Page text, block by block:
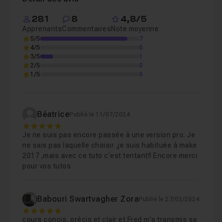
281
Apprenants
8
Commentaires
4,8/5
Note moyenne
5/5
7
4/5
0
3/5
1
2/5
0
1/5
0
BéatricePublié le 11/07/2024
5
Je ne suis pas encore passée à une version pro. Je
ne sais pas laquelle choisir ,je suis habituée à make
2017 ,mais avec ce tuto c’est tentant!! Encore merci
pour vos tutos
Babouri Swartvagher Zora Publié le 27/02/2024
5
cours concis, précis et clair et Fred m'a transmis sa